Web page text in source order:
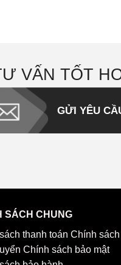
VẤN TỐT
GỬI YÊU
SÁCH CHUNG
thanh toán Chính sách
Chính sách bảo mật